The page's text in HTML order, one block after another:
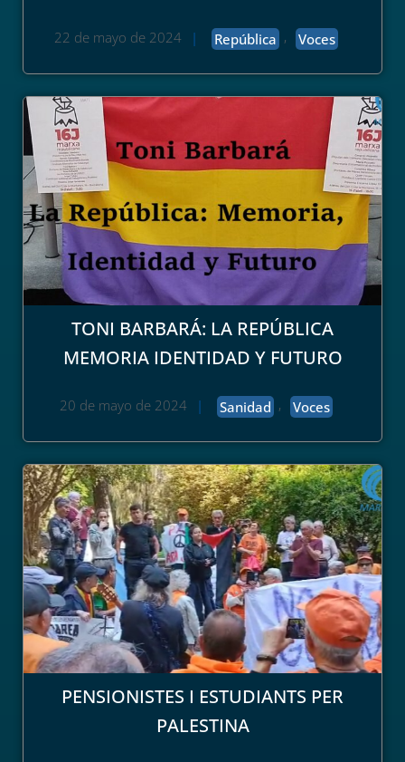
22 de mayo de 2024 | República , Voces
TONI BARBARÁ: LA REPÚBLICA
MEMORIA IDENTIDAD Y FUTURO
20 de mayo de 2024 | Sanidad , Voces
PENSIONISTES I ESTUDIANTS PER
PALESTINA